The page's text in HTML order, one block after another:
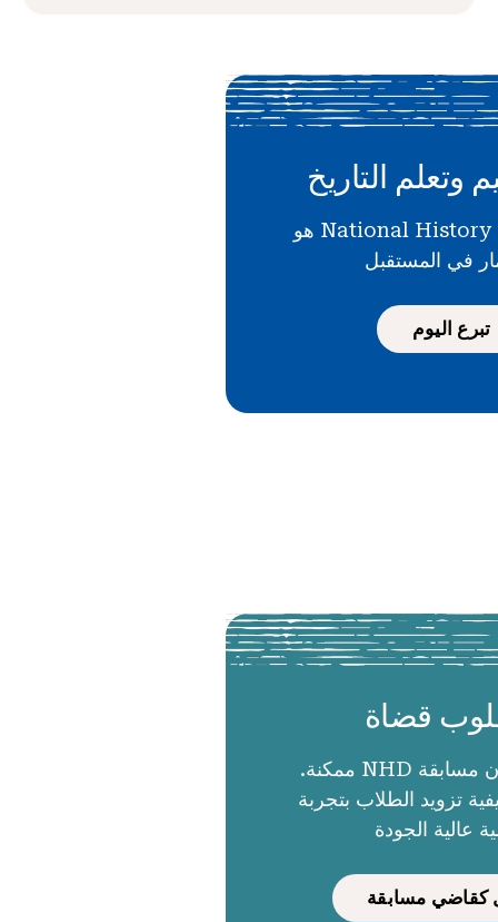
وتعلم التاريخ
دعمك لـ National History Day هو
في المستقبل
تبرع اليوم
قضاة
الحكام يجعلون مسابقة NHD ممكنة.
تزويد الطلاب بتجربة
عالية الجودة
مسابقة